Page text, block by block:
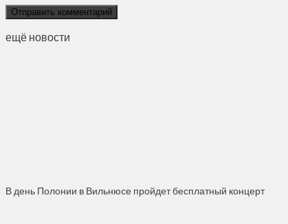
ещё новости
В день Полонии в Вильнюсе пройдет бесплатный концерт